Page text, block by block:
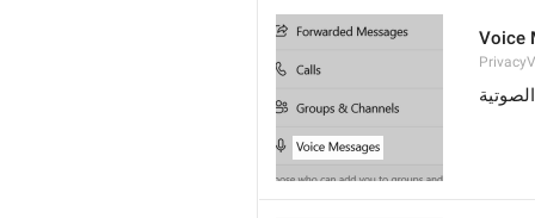
Voice